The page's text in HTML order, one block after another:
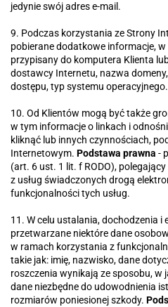
jedynie swój adres e-mail.
9. Podczas korzystania ze Strony
pobierane dodatkowe informacje,
przypisany do komputera Klienta
dostawcy Internetu, nazwa
dostępu, typ systemu operacyjnego.
10. Od Klientów mogą być także
w tym informacje o linkach i
kliknąć lub innych czynnościach,
Internetowym. Podstawa prawna -
(art. 6 ust. 1 lit. f RODO),
z usług świadczonych drogą
funkcjonalności tych usług.
11. W celu ustalania, dochodzenia i
przetwarzane niektóre dane
w ramach korzystania z
takie jak: imię, nazwisko, dane
roszczenia wynikają ze sposobu, w
dane niezbędne do udowodnienia
rozmiarów poniesionej szkody.